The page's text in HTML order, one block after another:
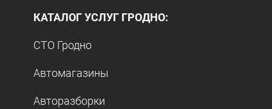
КАТАЛОГ УСЛУГ ГРОДНО:
СТО Гродно
Автомагазины
Авторазборки